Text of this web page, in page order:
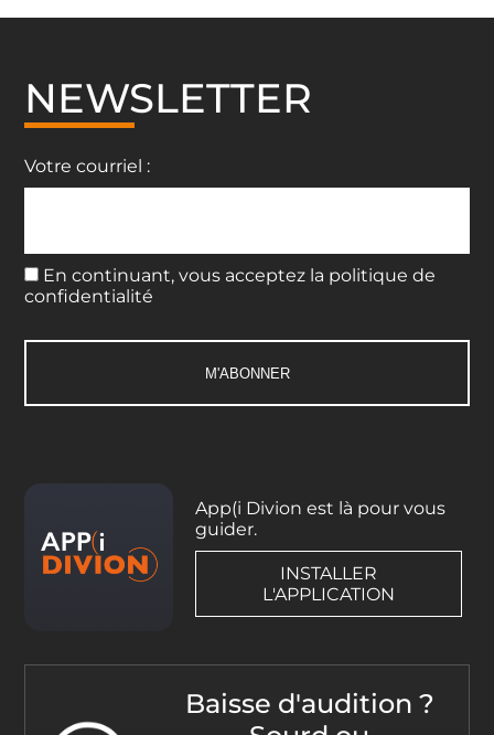
NEWSLETTER
Votre courriel :
En continuant, vous acceptez la politique de
confidentialité
App(i Divion est là pour vous
guider.
INSTALLER
L'APPLICATION
Baisse d'audition ?